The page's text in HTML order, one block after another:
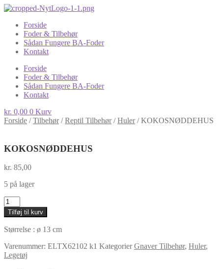
Forside
Foder & Tilbehør
Sådan Fungere BA-Foder
Kontakt
Forside
Foder & Tilbehør
Sådan Fungere BA-Foder
Kontakt
kr. 0,00 0 Kurv
Forside /Tilbehør/Reptil Tilbehør/Huler/KOKOSNØDDEHUS
KOKOSNØDDEHUS
kr. 85,00
5 på lager
KOKOSNØDDEHUS
antal
Tilføj til kurv
Størrelse : ø 13 cm
Varenummer: ELTX62102 k1 Kategorier Gnaver Tilbehør, Huler,
Legetøj